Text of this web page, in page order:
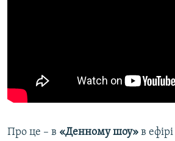
Про це – в «Денному шоу» в ефірі